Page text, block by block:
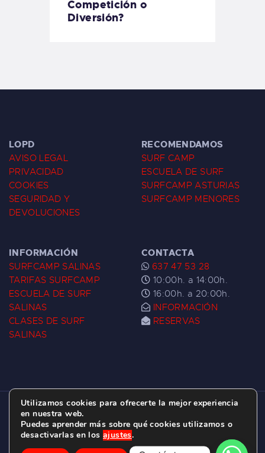
Competición o
Diversión?
LOPD
AVISO LEGAL
PRIVACIDAD
COOKIES
SEGURIDAD Y
DEVOLUCIONES
RECOMENDAMOS
SURF CAMP
ESCUELA DE SURF
SURFCAMP ASTURIAS
SURFCAMP MENORES
INFORMACIÓN
SURFCAMP SALINAS
TARIFAS SURFCAMP
ESCUELA DE SURF
SALINAS
CLASES DE SURF
SALINAS
CONTACTA
637 47 53 28
10:00h. a 14:00h.
16:00h. a 20:00h.
INFORMACIÓN
RESERVAS
ESCUELA DE SURF LAS DUNAS ©
2026.
C/ BERNARDO ÁLVAREZ GALAN 1, SALINAS
(ASTURIAS)
Utilizamos cookies para ofrecerte la mejor experiencia
en nuestra web.
Puedes aprender más sobre qué cookies utilizamos o
desactivarlas en los ajustes.